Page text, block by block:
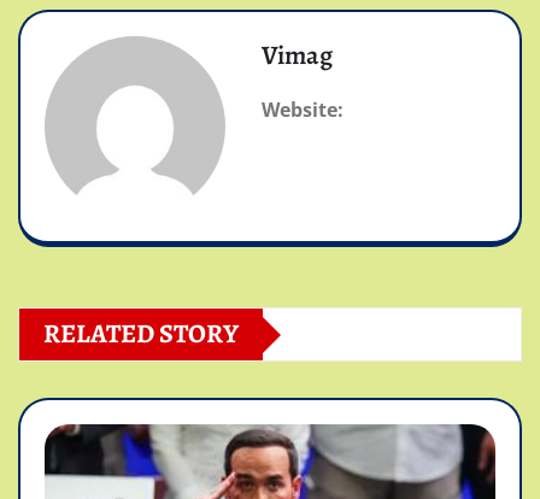
Vimag
Website:
RELATED STORY